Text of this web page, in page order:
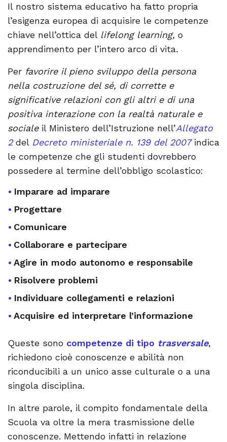
Il nostro sistema educativo ha fatto propria
l’esigenza europea di acquisire le competenze
chiave nell’ottica del lifelong learning, o
apprendimento per l’intero arco di vita.
Per favorire il pieno sviluppo della persona
nella costruzione del sé, di corrette e
significative relazioni con gli altri e di una
positiva interazione con la realtà naturale e
socialeil Ministero dell’Istruzione nell’Allegato
2del Decreto ministeriale n. 139 del 2007indica
le competenze che gli studenti dovrebbero
possedere al termine dell’obbligo scolastico:
Imparare ad imparare
Progettare
Comunicare
Collaborare e partecipare
Agire in modo autonomo e responsabile
Risolvere problemi
Individuare collegamenti e relazioni
Acquisire ed interpretare l’informazione
Queste sono competenze di tipo trasversale,
richiedono cioè conoscenze e abilità non
riconducibili a un unico asse culturale o a una
singola disciplina.
In altre parole, il compito fondamentale della
Scuola va oltre la mera trasmissione delle
conoscenze. Mettendo infatti in relazione